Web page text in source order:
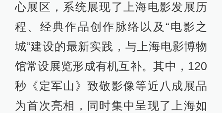
心展区，系统展现了上海电影发展历
程、经典作品创作脉络以及“电影之
城”建设的最新实践，与上海电影博物
馆常设展览形成有机互补。其中，120
秒《定军山》致敬影像等近八成展品
为首次亮相，同时集中呈现了上海如